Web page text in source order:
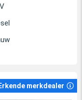
Erkende merkdealer